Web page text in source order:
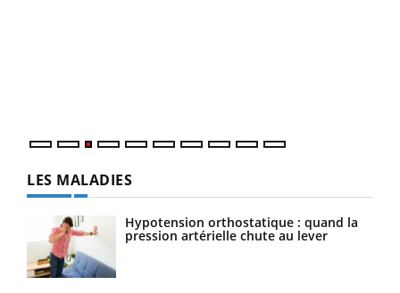
LES MALADIES
Hypotension orthostatique : quand la
pression artérielle chute au lever